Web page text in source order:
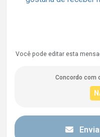
Você pode editar esta
Concordo com